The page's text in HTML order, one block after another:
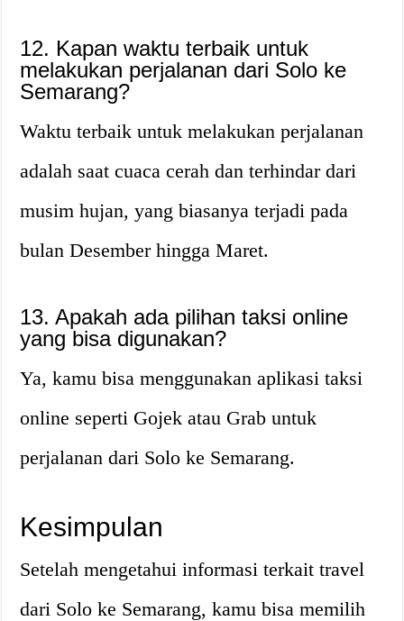
12. Kapan waktu terbaik untuk
melakukan perjalanan dari Solo ke
Semarang?
Waktu terbaik untuk melakukan perjalanan
adalah saat cuaca cerah dan terhindar dari
musim hujan, yang biasanya terjadi pada
bulan Desember hingga Maret.
13. Apakah ada pilihan taksi online
yang bisa digunakan?
Ya, kamu bisa menggunakan aplikasi taksi
online seperti Gojek atau Grab untuk
perjalanan dari Solo ke Semarang.
Kesimpulan
Setelah mengetahui informasi terkait travel
dari Solo ke Semarang, kamu bisa memilih